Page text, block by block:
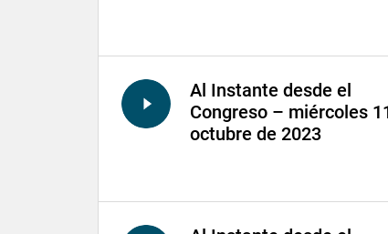
Al Instante desde el
Congreso – miércoles
octubre de 2023